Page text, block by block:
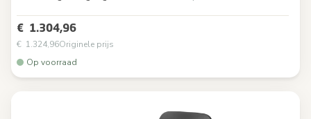
€ 1.304,96
€ 1.324,96Originele prijs
Op voorraad